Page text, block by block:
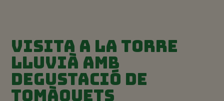
Visita a la Torre
Lluvià amb
degustació de
tomàquets